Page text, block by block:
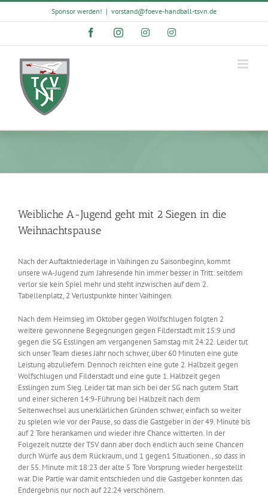
Skip
Sponsor werden! | vorstand@foeve-handball-tsvn.de
FacebookInstagramInstagramInstagram
Weibliche A-Jugend geht mit 2 Siegen in die
Weihnachtspause
Nach der Auftaktniederlage in Vaihingen zu Saisonbeginn, kommt
unsere wA-Jugend zum Jahresende hin immer besser in Tritt: seitdem
verlor sie kein Spiel mehr und steht inzwischen auf dem 2.
Tabellenplatz, 2 Verlustpunkte hinter Vaihingen.
Nach dem Heimsieg im Oktober gegen Wolfschlugen folgten 2
weitere gewonnene Begegnungen gegen Filderstadt mit 15:9 und
gegen die SG Esslingen am vergangenen Samstag mit 24:22. Leider tut
sich unser Team dieses Jahr noch schwer, über 60 Minuten eine gute
Leistung abzuliefern. Dennoch reichten eine gute 2. Halbzeit gegen
Wolfschlugen und Filderstadt und eine gute 1. Halbzeit gegen
Esslingen zum Sieg. Leider tat man sich bei der SG nach gutem Start
und einer sicheren 14:9-Führung bei Halbzeit nach dem
Seitenwechsel aus unerklärlichen Gründen schwer, einfach so weiter
zu spielen wie vor der Pause, so dass die Gastgeber in der 49. Minute bis
auf 2 Tore herankamen und wieder ihre Chance witterten. In der
Folgezeit nutzte der TSV dann aber doch endlich auch seine Chancen
durch Würfe aus dem Rückraum, und 1 gegen1 Situationen., so dass in
der 55. Minute mit 18:23 der alte 5 Tore Vorsprung wieder hergestellt
war. Die Partie war damit entschieden und die Gastgeber konnten das
Endergebnis nur noch auf 22:24 verschönern.